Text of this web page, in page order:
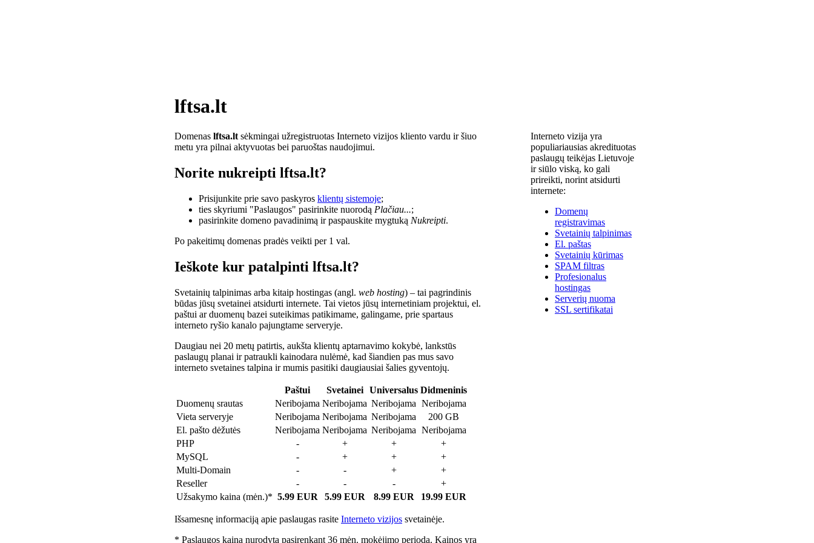
lftsa.lt
Domenas lftsa.lt sėkmingai užregistruotas Interneto vizijos kliento vardu ir šiuo
metu yra pilnai aktyvuotas bei paruoštas naudojimui.
Norite nukreipti lftsa.lt?
Prisijunkite prie savo paskyros klientų sistemoje;
ties skyriumi "Paslaugos" pasirinkite nuorodą Plačiau...;
pasirinkite domeno pavadinimą ir paspauskite mygtuką Nukreipti.
Po pakeitimų domenas pradės veikti per 1 val.
Ieškote kur patalpinti lftsa.lt?
Svetainių talpinimas arba kitaip hostingas (angl. web hosting) – tai pagrindinis
būdas jūsų svetainei atsidurti internete. Tai vietos jūsų internetiniam projektui, el.
paštui ar duomenų bazei suteikimas patikimame, galingame, prie spartaus
interneto ryšio kanalo pajungtame serveryje.
Daugiau nei 20 metų patirtis, aukšta klientų aptarnavimo kokybė, lankstūs
paslaugų planai ir patraukli kainodara nulėmė, kad šiandien pas mus savo
interneto svetaines talpina ir mumis pasitiki daugiausiai šalies gyventojų.
Paštui Svetainei Universalus Didmeninis
Duomenų srautas
Neribojama Neribojama Neribojama Neribojama
Vieta serveryje
Neribojama Neribojama Neribojama
200 GB
El. pašto dėžutės
Neribojama Neribojama Neribojama Neribojama
PHP
- + +
+
MySQL
- + +
+
Multi-Domain
- - +
+
Reseller
- - -
+
Užsakymo kaina (mėn.)* 5.99 EUR 5.99 EUR 8.99 EUR 19.99 EUR
Išsamesnę informaciją apie paslaugas rasite Interneto vizijos svetainėje.
* Paslaugos kaina nurodyta pasirenkant 36 mėn. mokėjimo periodą. Kainos yra
Interneto vizija yra
populiariausias akredituotas
paslaugų teikėjas Lietuvoje
ir siūlo viską, ko gali
prireikti, norint atsidurti
internete:
Domenų
registravimas
Svetainių talpinimas
El. paštas
Svetainių kūrimas
SPAM filtras
Profesionalus
hostingas
Serverių nuoma
SSL sertifikatai